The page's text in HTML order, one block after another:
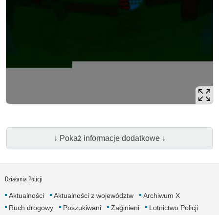
↓ Pokaż informacje dodatkowe ↓
Działania Policji
Aktualności Aktualności z województw
Archiwum X
Ruch drogowy
Poszukiwani Zaginieni
Lotnictwo Policji